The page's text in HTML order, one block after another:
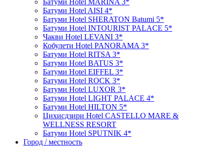
Батуми Hotel AISI 4*
Батуми Hotel SHERATON Batumi 5*
Батуми Hotel INTOURIST PALACE 5*
Чакви Hotel LEVANI 3*
Кобулети Hotel PANORAMA 3*
Батуми Hotel RITSA 3*
Батуми Hotel BATUS 3*
Батуми Hotel EIFFEL 3*
Батуми Hotel ROCK 3*
Батуми Hotel LUXOR 3*
Батуми Hotel LIGHT PALACE 4*
Батуми Hotel HILTON 5*
Цихисдзири Hotel CASTELLO MARE &
WELLNESS RESORT
Батуми Hotel SPUTNIK 4*
Город / местность